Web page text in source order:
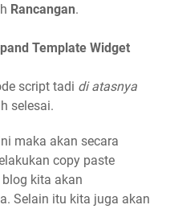
Rancangan.
Template Widget
script tadi di atasnya
selesai.
maka akan secara
copy paste
kita akan
Selain itu kita juga akan